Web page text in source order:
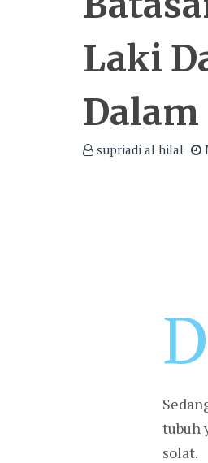
Laki
supriadi al hilal
D
tubuh
solat.